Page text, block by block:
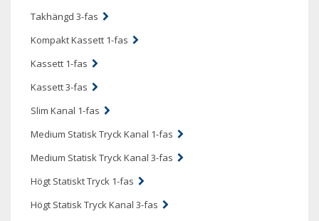
Takhängd 3-fas
Kompakt Kassett 1-fas
Kassett 1-fas
Kassett 3-fas
Slim Kanal 1-fas
Medium Statisk Tryck Kanal 1-fas
Medium Statisk Tryck Kanal 3-fas
Högt Statiskt Tryck 1-fas
Högt Statisk Tryck Kanal 3-fas